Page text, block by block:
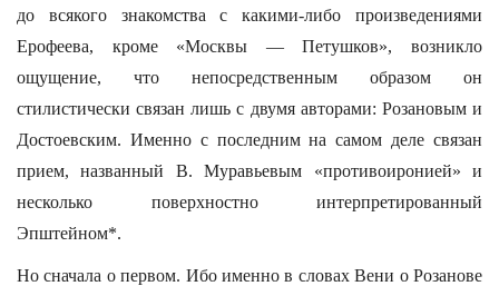
до всякого знакомства с какими-либо произведениями
Ерофеева, кроме «Москвы — Петушков», возникло
ощущение, что непосредственным образом он
стилистически связан лишь с двумя авторами: Розановым и
Достоевским. Именно с последним на самом деле связан
прием, названный В. Муравьевым «противоиронией» и
несколько поверхностно интерпретированный
Эпштейном*.
Но сначала о первом. Ибо именно в словах Вени о Розанове